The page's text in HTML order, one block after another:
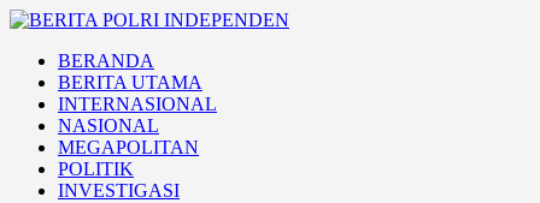
Skip
content
BERITA POLRI
INDEPENDEN
BERANDA
BERITA UTAMA
INTERNASIONAL
NASIONAL
MEGAPOLITAN
POLITIK
INVESTIGASI